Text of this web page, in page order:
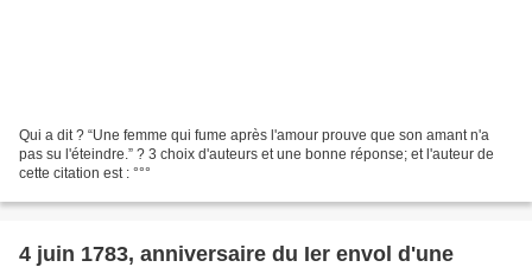
Qui a dit ? “Une femme qui fume après l'amour prouve que son amant n'a
pas su l'éteindre.” ? 3 choix d'auteurs et une bonne réponse; et l'auteur de
cette citation est : °°°
4 juin 1783, anniversaire du Ier envol d'une